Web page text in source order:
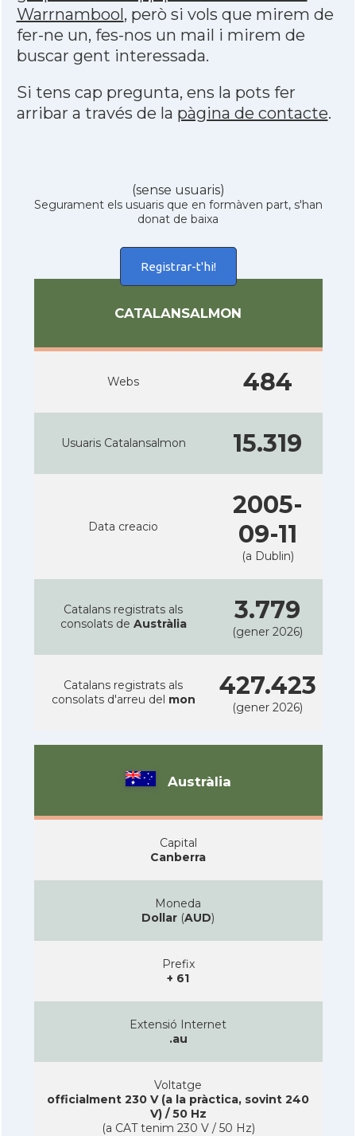
Warrnambool, però si vols que mirem de
fer-ne un, fes-nos un mail i mirem de
buscar gent interessada.
Si tens cap pregunta, ens la pots fer
arribar a través de la pàgina de contacte.
(sense usuaris)
Segurament els usuaris que en formàven part, s'han
donat de baixa
Registrar-t'hi!
CATALANSALMON
Webs 484
Usuaris Catalansalmon 15.319
Data creacio
2005-
09-11
(a Dublin)
Catalans registrats als
consolats de Austràlia 3.779
(gener 2026)
Catalans registrats als
consolats d'arreu del mon 427.423
(gener 2026)
Austràlia
Capital
Canberra
Moneda
Dollar (AUD)
Prefix
+ 61
Extensió Internet
.au
Voltatge
officialment 230 V (a la pràctica, sovint 240
V) / 50 Hz
(a CAT tenim 230 V / 50 Hz)